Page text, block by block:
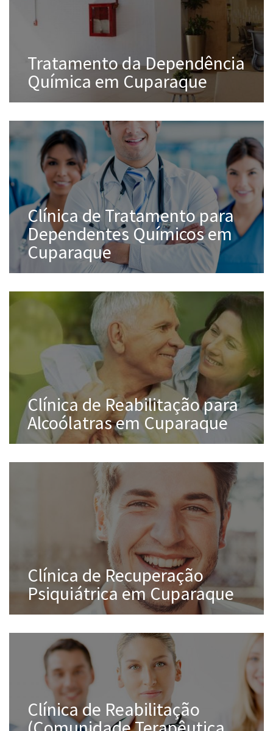
Tratamento da Dependência
Química em Cuparaque
Clínica de Tratamento para
Dependentes Químicos em
Cuparaque
Clínica de Reabilitação para
Alcoólatras em Cuparaque
Clínica de Recuperação
Psiquiátrica em Cuparaque
Clínica de Reabilitação